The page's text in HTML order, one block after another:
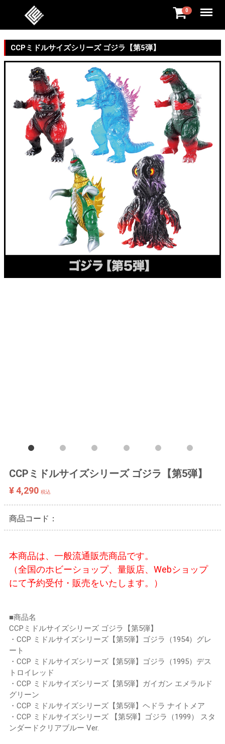
0 Menu
CCPミドルサイズシリーズ ゴジラ【第5弾】
CCPミドルサイズシリーズ ゴジラ【第5弾】
¥ 4,290 税込
商品コード：
本商品は、一般流通販売商品です。
（全国のホビーショップ、量販店、Webショップ
にて予約受付・販売をいたします。）
■商品名
CCPミドルサイズシリーズ ゴジラ【第5弾】
・CCP ミドルサイズシリーズ【第5弾】ゴジラ（1954）グレ
ート
・CCP ミドルサイズシリーズ【第5弾】ゴジラ（1995）デス
トロイレッド
・CCP ミドルサイズシリーズ【第5弾】ガイガン エメラルド
グリーン
・CCP ミドルサイズシリーズ【第5弾】ヘドラ ナイトメア
・CCP ミドルサイズシリーズ 【第5弾】ゴジラ（1999） スタ
ンダードクリアブルー Ver.